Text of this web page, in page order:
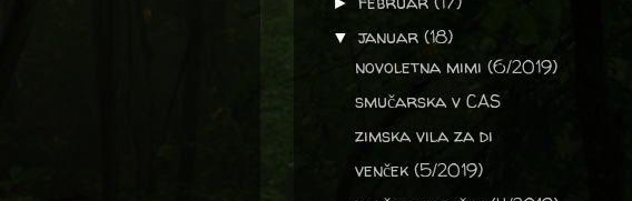
▼januar(18)
novoletna mimi (6/2019)
smučarska v CAS
zimska vila za di
venček (5/2019)